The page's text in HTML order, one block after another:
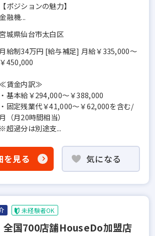
【ポジションの魅力】
金融機...
宮城県仙台市太白区
月給制34万円 [給与補足] 月給￥335,000～
￥450,000
≪賃金内訳≫
・基本給￥294,000～￥388,000
・固定残業代￥41,000～￥62,000を含む/
月（月20時間相当）
※超過分は別途支...
を見る 気になる
未経験者OK
全国700店舗HouseDo加盟店